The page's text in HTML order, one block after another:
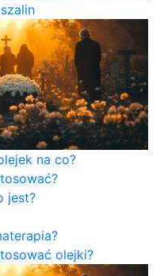
na co?
jest?
olejki?